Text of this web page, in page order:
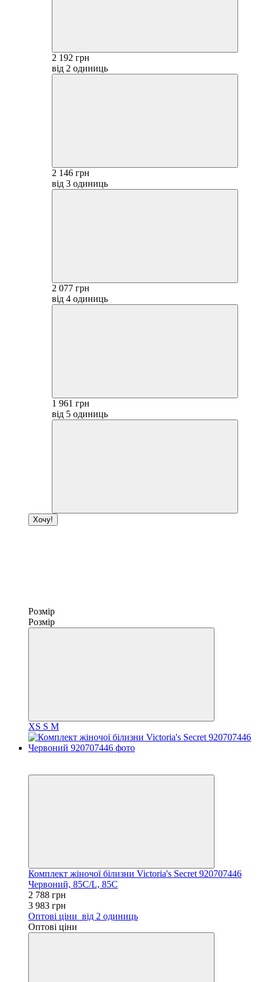
2 192 грн
від 2 одиниць
2 146 грн
від 3 одиниць
2 077 грн
від 4 одиниць
1 961 грн
від 5 одиниць
Хочу!
Розмір
Розмір
XS S M
Комплект жіночої білизни Victoria's Secret 920707446
Червоний, 85C/L, 85C
2 788 грн
3 983 грн
Оптові ціни від 2 одиниць
Оптові ціни